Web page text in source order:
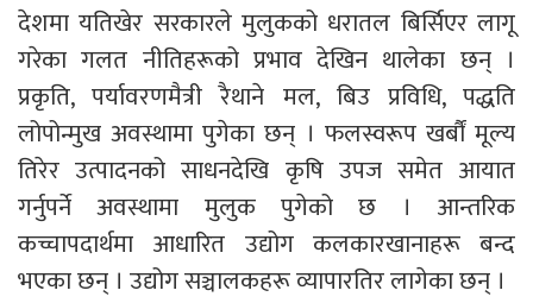
देशमा यतिखेर सरकारले मुलुकको धरातल बिर्सिएर लागू
गरेका गलत नीतिहरूको प्रभाव देखिन थालेका छन् ।
प्रकृति, पर्यावरणमैत्री रैथाने मल, बिउ प्रविधि, पद्धति
लोपोन्मुख अवस्थामा पुगेका छन् । फलस्वरूप खर्बौं मूल्य
तिरेर उत्पादनको साधनदेखि कृषि उपज समेत आयात
गर्नुपर्ने अवस्थामा मुलुक पुगेको छ । आन्तरिक
कच्चापदार्थमा आधारित उद्योग कलकारखानाहरू बन्द
भएका छन् । उद्योग सञ्चालकहरू व्यापारतिर लागेका छन् ।